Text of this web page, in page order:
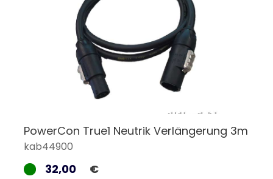
PowerCon True1 Neutrik Verlängerung 3m
kab44900
32,00 €